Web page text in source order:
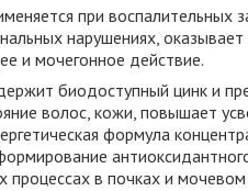
при воспалительных
нарушениях,
и мочегонное действие.
биодоступный цинк и
волос, кожи, повышает
формула
процессах в почках и мочевом